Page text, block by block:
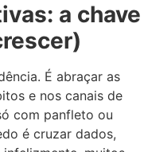
a chave
É abraçar as
e nos canais de
com panfleto ou
é cruzar dados,